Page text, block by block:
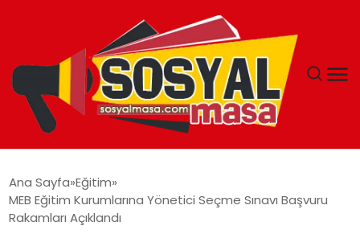
EKONOMI
Ana Sayfa Eğitim
MEB Eğitim Kurumlarına Yönetici Seçme Sınavı Başvuru
Rakamları Açıklandı